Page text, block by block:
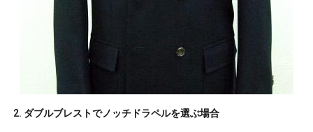
2. ダブルブレストでノッチドラペルを選ぶ場合